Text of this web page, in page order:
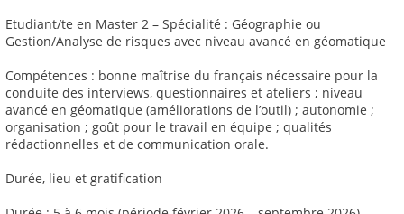
Etudiant/te en Master 2 – Spécialité : Géographie ou
Gestion/Analyse de risques avec niveau avancé en géomatique
Compétences : bonne maîtrise du français nécessaire pour la
conduite des interviews, questionnaires et ateliers ; niveau
avancé en géomatique (améliorations de l’outil) ; autonomie ;
organisation ; goût pour le travail en équipe ; qualités
rédactionnelles et de communication orale.
Durée, lieu et gratification